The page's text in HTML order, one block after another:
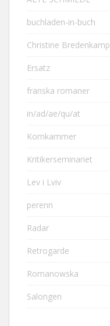
buchladen-in-buch
Christine Bredenkamp
Ersatz
franska romaner
in/ad/ae/qu/at
Kornkammer
Kritikerseminariet
Lev i Lviv
perenn
Radar
Retrogarde
Romanowska
Salongen